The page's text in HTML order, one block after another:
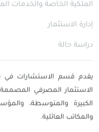
الملكية الخاصة والخدمات
إدارة الاستثمار
دراسة حالة
يقدم قسم الاستشارات
الاستثمار المصرفي
الكبيرة والمتوسطة،
والمكاتب العائلية.